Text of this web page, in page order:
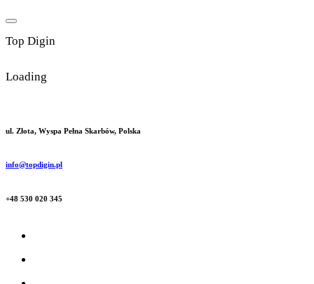
Skip
to
Top Digin
Loading
ul. Złota, Wyspa Pełna Skarbów, Polska
info@topdigin.pl
+48 530 020 345